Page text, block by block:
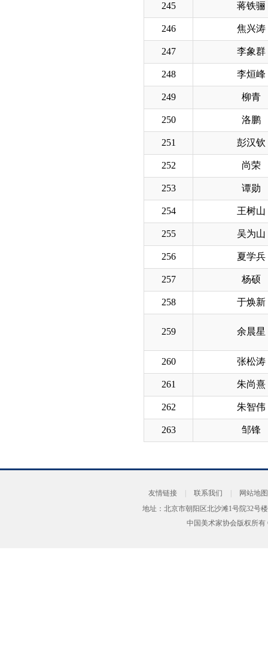
245 蒋铁骊
246 焦兴涛
247 李象群
248 李烜峰
249 柳青
250 洛鹏
251 彭汉钦
252 尚荣
253 谭勋
254 王树山
255 吴为山
256 夏学兵
257 杨硕
258 于焕新
259 余晨星
260 张松涛
261 朱尚熹
262 朱智伟
263 邹锋
友情链接 联系我们
网站地图
地址：北京市朝阳区北沙滩1号院32号
中国美术家协会版权所有